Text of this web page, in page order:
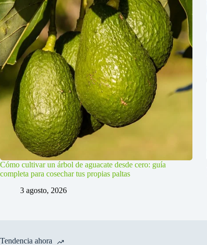
Cómo cultivar un árbol de aguacate desde cero: guía
completa para cosechar tus propias paltas
3 agosto, 2026
Tendencia ahora